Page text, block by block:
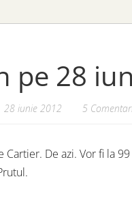
pe 28
28 iunie 2012 5
Cartier. De azi. Vor fi la